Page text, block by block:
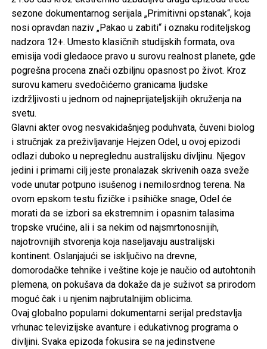
sezone dokumentarnog serijala „Primitivni opstanak“, koja
nosi opravdan naziv „Pakao u zabiti“ i oznaku roditeljskog
nadzora 12+. Umesto klasičnih studijskih formata, ova
emisija vodi gledaoce pravo u surovu realnost planete, gde
pogrešna procena znači ozbiljnu opasnost po život. Kroz
surovu kameru svedočićemo granicama ljudske
izdržljivosti u jednom od najneprijateljskijih okruženja na
svetu.
Glavni akter ovog nesvakidašnjeg poduhvata, čuveni biolog
i stručnjak za preživljavanje Hejzen Odel, u ovoj epizodi
odlazi duboko u nepreglednu australijsku divljinu. Njegov
jedini i primarni cilj jeste pronalazak skrivenih oaza sveže
vode unutar potpuno isušenog i nemilosrdnog terena. Na
ovom epskom testu fizičke i psihičke snage, Odel će
morati da se izbori sa ekstremnim i opasnim talasima
tropske vrućine, ali i sa nekim od najsmrtonosnijih,
najotrovnijih stvorenja koja naseljavaju australijski
kontinent. Oslanjajući se isključivo na drevne,
domorodačke tehnike i veštine koje je naučio od autohtonih
plemena, on pokušava da dokaže da je suživot sa prirodom
moguć čak i u njenim najbrutalnijim oblicima.
Ovaj globalno popularni dokumentarni serijal predstavlja
vrhunac televizijske avanture i edukativnog programa o
divljini. Svaka epizoda fokusira se na jedinstvene